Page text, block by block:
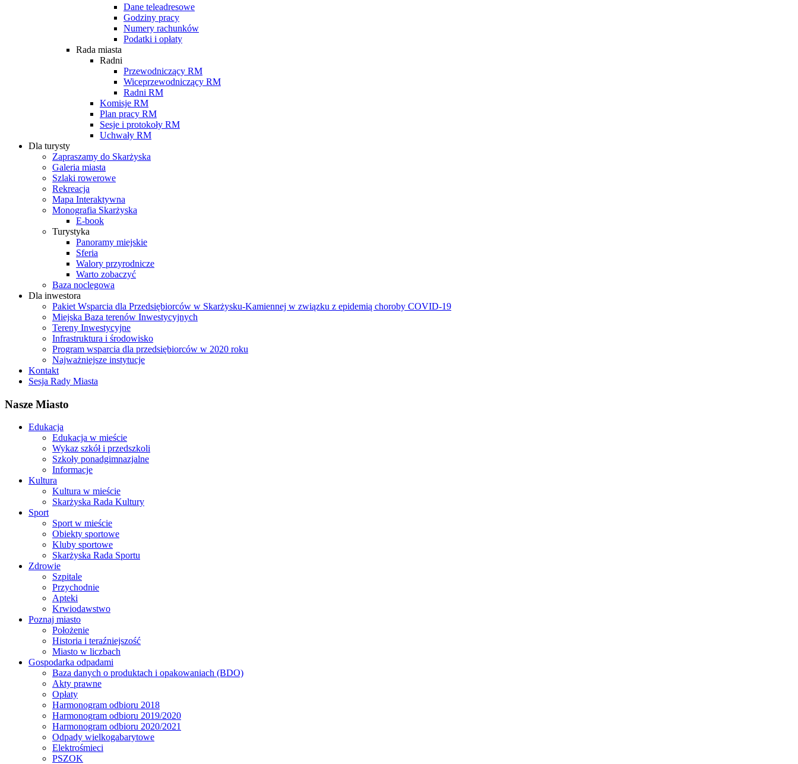
Dane teleadresowe
Godziny pracy
Numery rachunków
Podatki i opłaty
Rada miasta
Radni
Przewodniczący RM
Wiceprzewodniczący RM
Radni RM
Komisje RM
Plan pracy RM
Sesje i protokoły RM
Uchwały RM
Dla turysty
Zapraszamy do Skarżyska
Galeria miasta
Szlaki rowerowe
Rekreacja
Mapa Interaktywna
Monografia Skarżyska
E-book
Turystyka
Panoramy miejskie
Sferia
Walory przyrodnicze
Warto zobaczyć
Baza noclegowa
Dla inwestora
Pakiet Wsparcia dla Przedsiębiorców w Skarżysku-Kamiennej w związku z epidemią choroby COVID-19
Miejska Baza terenów Inwestycyjnych
Tereny Inwestycyjne
Infrastruktura i środowisko
Program wsparcia dla przedsiębiorców w 2020 roku
Najważniejsze instytucje
Kontakt
Sesja Rady Miasta
Nasze Miasto
Edukacja
Edukacja w mieście
Wykaz szkół i przedszkoli
Szkoły ponadgimnazjalne
Informacje
Kultura
Kultura w mieście
Skarżyska Rada Kultury
Sport
Sport w mieście
Obiekty sportowe
Kluby sportowe
Skarżyska Rada Sportu
Zdrowie
Szpitale
Przychodnie
Apteki
Krwiodawstwo
Poznaj miasto
Położenie
Historia i teraźniejszość
Miasto w liczbach
Gospodarka odpadami
Baza danych o produktach i opakowaniach (BDO)
Akty prawne
Opłaty
Harmonogram odbioru 2018
Harmonogram odbioru 2019/2020
Harmonogram odbioru 2020/2021
Odpady wielkogabarytowe
Elektrośmieci
PSZOK